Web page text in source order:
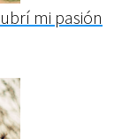
mi pasión